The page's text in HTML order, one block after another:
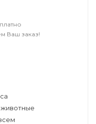
Ваш заказ!